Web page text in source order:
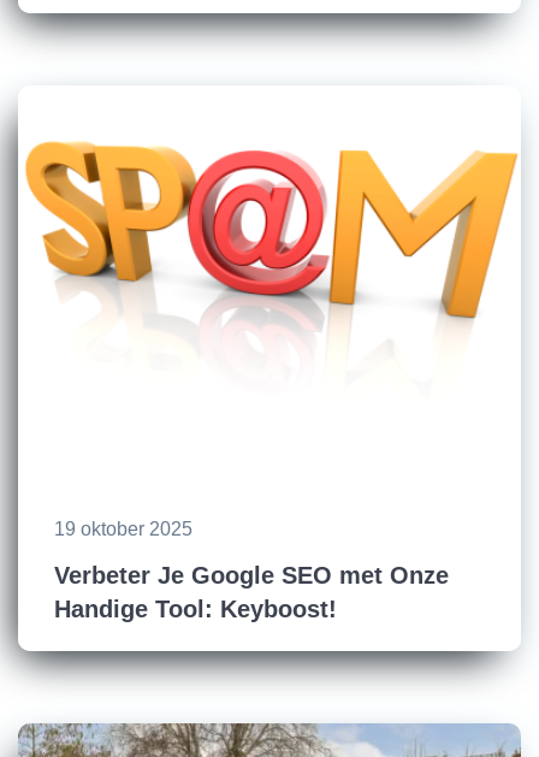
19 oktober 2025
Verbeter Je Google SEO met Onze
Handige Tool: Keyboost!